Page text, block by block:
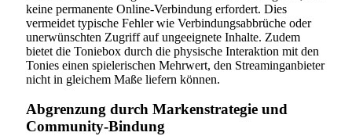
keine permanente Online-Verbindung erfordert. Dies
vermeidet typische Fehler wie Verbindungsabbrüche oder
unerwünschten Zugriff auf ungeeignete Inhalte. Zudem
bietet die Toniebox durch die physische Interaktion mit den
Tonies einen spielerischen Mehrwert, den Streaminganbieter
nicht in gleichem Maße liefern können.
Abgrenzung durch Markenstrategie und
Community-Bindung